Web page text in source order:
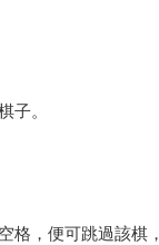
子。
，便可跳過該棋